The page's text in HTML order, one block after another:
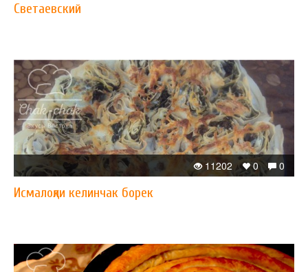
Светаевский
0
0
11202
Исмалоқли келинчак борек